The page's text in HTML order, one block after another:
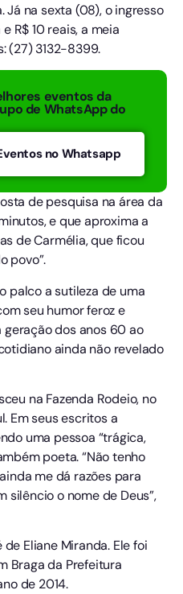
Já na sexta (08), o ingresso
R$ 10 reais, a meia
(27) 3132-8399.
eventos da
de WhatsApp do
no Whatsapp
de pesquisa na área da
e que aproxima a
de Carmélia, que ficou
povo”.
palco a sutileza de uma
seu humor feroz e
dos anos 60 ao
ainda não revelado
na Fazenda Rodeio, no
Em seus escritos a
uma pessoa “trágica,
poeta. “Não tenho
me dá razões para
silêncio o nome de Deus”,
Eliane Miranda. Ele foi
Braga da Prefeitura
de 2014.